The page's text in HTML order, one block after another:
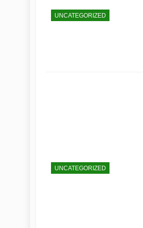
UNCATEGORIZED
UNCATEGORIZED